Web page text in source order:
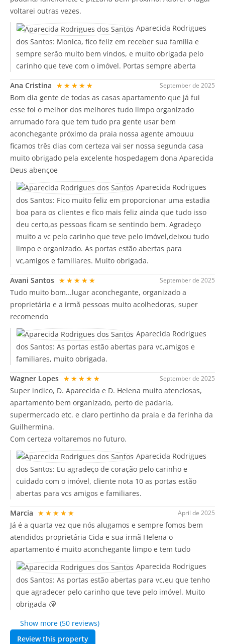
voltarei outras vezes.
Aparecida Rodrigues
dos Santos: Monica, fico feliz em receber sua família e
sempre serão muito bem vindos, e muito obrigada pelo
carinho que teve com o imóvel. Portas sempre aberta
September de 2025
Ana Cristina ★★★★★
Bom dia gente de todas as casas apartamento que já fui
esse foi o melhor dos melhores tudo limpo organizado
arrumado fora que tem tudo pra gente usar bem
aconchegante próximo da praia nossa agente amouuu
ficamos três dias com certeza vai ser nossa segunda casa
muito obrigado pela excelente hospedagem dona Aparecida
Deus abençoe
Aparecida Rodrigues
dos Santos: Fico muito feliz em proporcionar uma estadia
boa para os clientes e fico mais feliz ainda que tudo isso
deu certo,as pessoas ficam se sentindo bem. Agradeço
muito a vc pelo carinho que teve pelo imóvel,deixou tudo
limpo e organizado. As portas estão abertas para
vc,amigos e familiares. Muito obrigada.
September de 2025
Avani Santos ★★★★★
Tudo muito bom...lugar aconchegante, organizado a
proprietária e a irmã pessoas muito acolhedoras, super
recomendo
Aparecida Rodrigues
dos Santos: As portas estão abertas para vc,amigos e
familiares, muito obrigada.
September de 2025
Wagner Lopes ★★★★★
Super indico, D. Aparecida e D. Helena muito atenciosas,
apartamento bem organizado, perto de padaria,
supermercado etc. e claro pertinho da praia e da ferinha da
Guilhermina.
Com certeza voltaremos no futuro.
Aparecida Rodrigues
dos Santos: Eu agradeço de coração pelo carinho e
cuidado com o imóvel, cliente nota 10 as portas estão
abertas para vcs amigos e familiares.
April de 2025
Marcia ★★★★★
Já é a quarta vez que nós alugamos e sempre fomos bem
atendidos proprietária Cida e sua irmã Helena o
apartamento é muito aconchegante limpo e tem tudo
Aparecida Rodrigues
dos Santos: As portas estão abertas para vc,eu que tenho
que agradecer pelo carinho que teve pelo imóvel. Muito
obrigada 😘
Show more (50 reviews)
Review this property